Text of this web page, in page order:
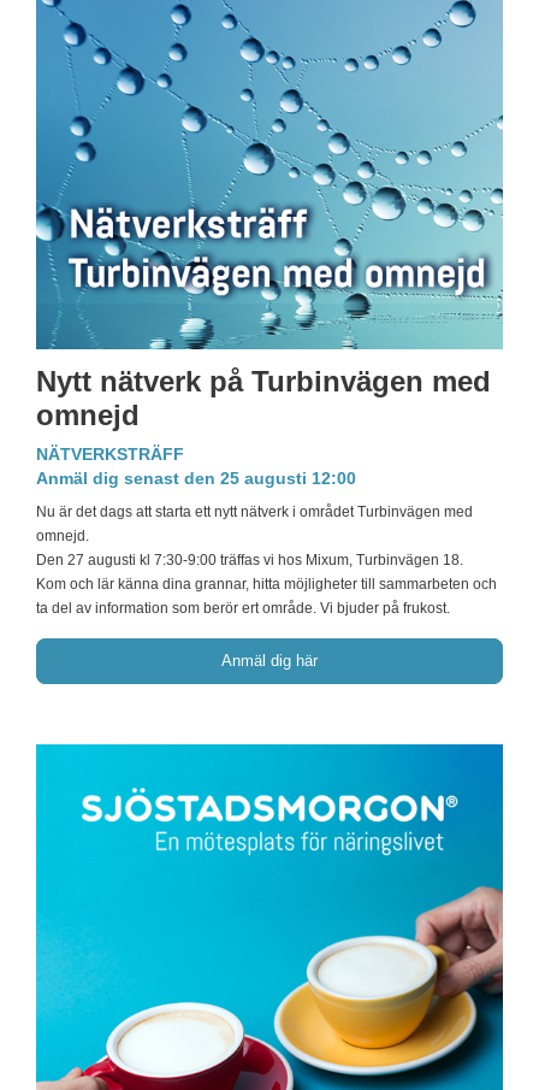
Nytt nätverk på Turbinvägen med
omnejd
NÄTVERKSTRÄFF
Anmäl dig senast den 25 augusti 12:00
Nu är det dags att starta ett nytt nätverk i området Turbinvägen med
omnejd.
Den 27 augusti kl 7:30-9:00 träffas vi hos Mixum, Turbinvägen 18.
Kom och lär känna dina grannar, hitta möjligheter till sammarbeten och
ta del av information som berör ert område. Vi bjuder på frukost.
Anmäl dig här